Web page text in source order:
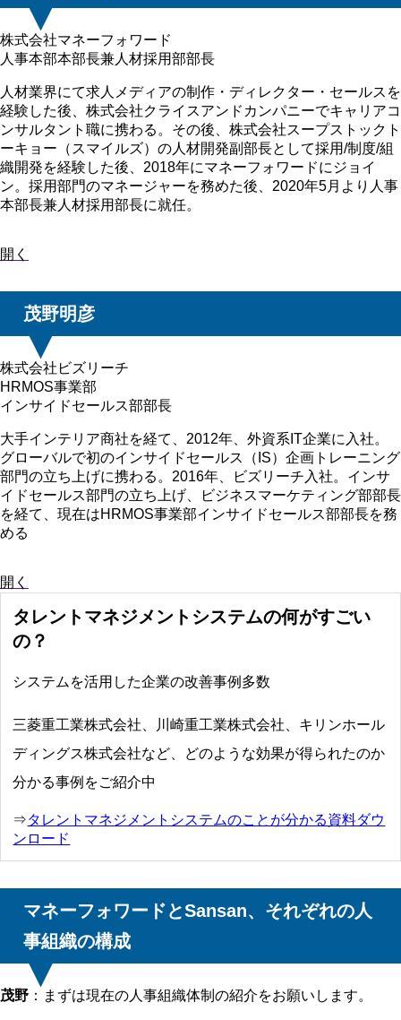
株式会社マネーフォワード
人事本部本部長兼人材採用部部長
人材業界にて求人メディアの制作・ディレクター・セールスを
経験した後、株式会社クライスアンドカンパニーでキャリアコ
ンサルタント職に携わる。その後、株式会社スープストックト
ーキョー（スマイルズ）の人材開発副部長として採用/制度/組
織開発を経験した後、2018年にマネーフォワードにジョイ
ン。採用部門のマネージャーを務めた後、2020年5月より人事
本部長兼人材採用部長に就任。
開く
茂野明彦
株式会社ビズリーチ
HRMOS事業部
インサイドセールス部部長
大手インテリア商社を経て、2012年、外資系IT企業に入社。
グローバルで初のインサイドセールス（IS）企画トレーニング
部門の立ち上げに携わる。2016年、ビズリーチ入社。インサ
イドセールス部門の立ち上げ、ビジネスマーケティング部部長
を経て、現在はHRMOS事業部インサイドセールス部部長を務
める
開く
タレントマネジメントシステムの何がすごい
の？
システムを活用した企業の改善事例多数
三菱重工業株式会社、川崎重工業株式会社、キリンホール
ディングス株式会社など、どのような効果が得られたのか
分かる事例をご紹介中
⇒タレントマネジメントシステムのことが分かる資料ダウ
ンロード
マネーフォワードとSansan、それぞれの人
事組織の構成
茂野 ：まずは現在の人事組織体制の紹介をお願いします。